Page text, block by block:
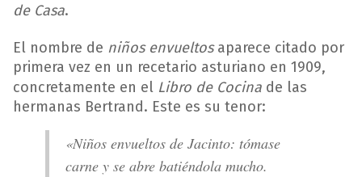
de Casa.
El nombre de niños envueltosaparece citado por
primera vez en un recetario asturiano en 1909,
concretamente en el Libro de Cocina de las
hermanas Bertrand. Este es su tenor:
«Niños envueltos de Jacinto: tómase
carne y se abre batiéndola mucho.